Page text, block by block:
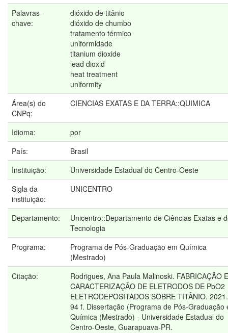
Palavras-
chave:
dióxido de titânio
dióxido de chumbo
tratamento térmico
uniformidade
titanium dioxide
lead dioxid
heat treatment
uniformity
Área(s) do
CNPq:
CIENCIAS EXATAS E DA TERRA::QUIMICA
Idioma:
por
País:
Brasil
Instituição:
Universidade Estadual do Centro-Oeste
Sigla da
instituição:
UNICENTRO
Departamento:
Unicentro::Departamento de Ciências Exatas e
Tecnologia
Programa:
Programa de Pós-Graduação em Química
(Mestrado)
Citação:
Rodrigues, Ana Paula Malinoski. FABRICAÇÃO E
CARACTERIZAÇÃO DE ELETRODOS DE PbO2
ELETRODEPOSITADOS SOBRE TITÂNIO. 2021.
94 f. Dissertação (Programa de Pós-Graduação
Química (Mestrado) - Universidade Estadual do
Centro-Oeste, Guarapuava-PR.